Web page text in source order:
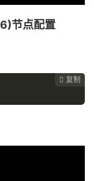
节点配置
 复制
 复制
 复制
 复制
 复制
 复制
 复制
 复制
 复制
 复制
 复制
 复制
 复制
 复制
 复制
 复制
 复制
 复制
 复制